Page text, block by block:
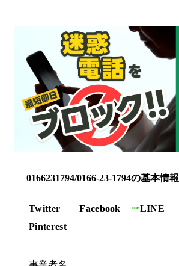
0166231794/0166-23-1794の基本情報
Twitter Facebook LINE
Pinterest